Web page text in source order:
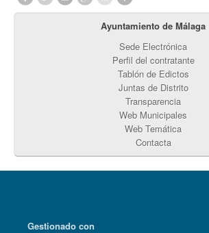
Ayuntamiento de Málaga
Sede Electrónica
Perfil del contratante
Tablón de Edictos
Juntas de Distrito
Transparencia
Web Municipales
Web Temática
Contacta
Gestionado con